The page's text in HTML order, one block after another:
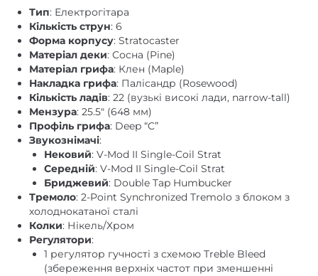
Тип: Електрогітара
Кількість струн: 6
Форма корпусу: Stratocaster
Матеріал деки: Сосна (Pine)
Матеріал грифа: Клен (Maple)
Накладка грифа: Палісандр (Rosewood)
Кількість ладів: 22 (вузькі високі лади, narrow-tall)
Мензура: 25.5″ (648 мм)
Профіль грифа: Deep “C”
Звукознімачі:
Нековий: V-Mod II Single-Coil Strat
Середній: V-Mod II Single-Coil Strat
Бриджевий: Double Tap Humbucker
Тремоло: 2-Point Synchronized Tremolo з блоком з
холоднокатаної сталі
Колки: Нікель/Хром
Регулятори:
1 регулятор гучності з схемою Treble Bleed
(збереження верхніх частот при зменшенні